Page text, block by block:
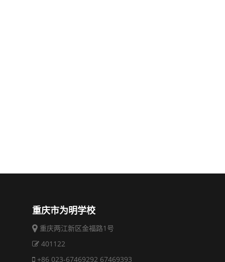
重庆市为明学校
重庆两江新区金福路1号
401122
+86 023-67469292 67469393